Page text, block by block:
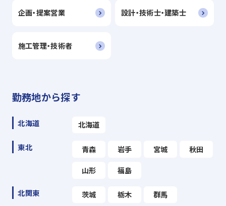
企画・提案営業 設計・技術士・建築士
施工管理・技術者
勤務地から探す
北海道 北海道
東北 青森 岩手 宮城 秋田
山形 福島
北関東 茨城 栃木 群馬